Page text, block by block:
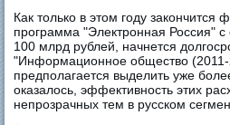
Как только в этом году закончится
программа "Электронная Россия"
100 млрд рублей, начнется
"Информационное общество
предполагается выделить уже
оказалось, эффективность этих
непрозрачных тем в русском